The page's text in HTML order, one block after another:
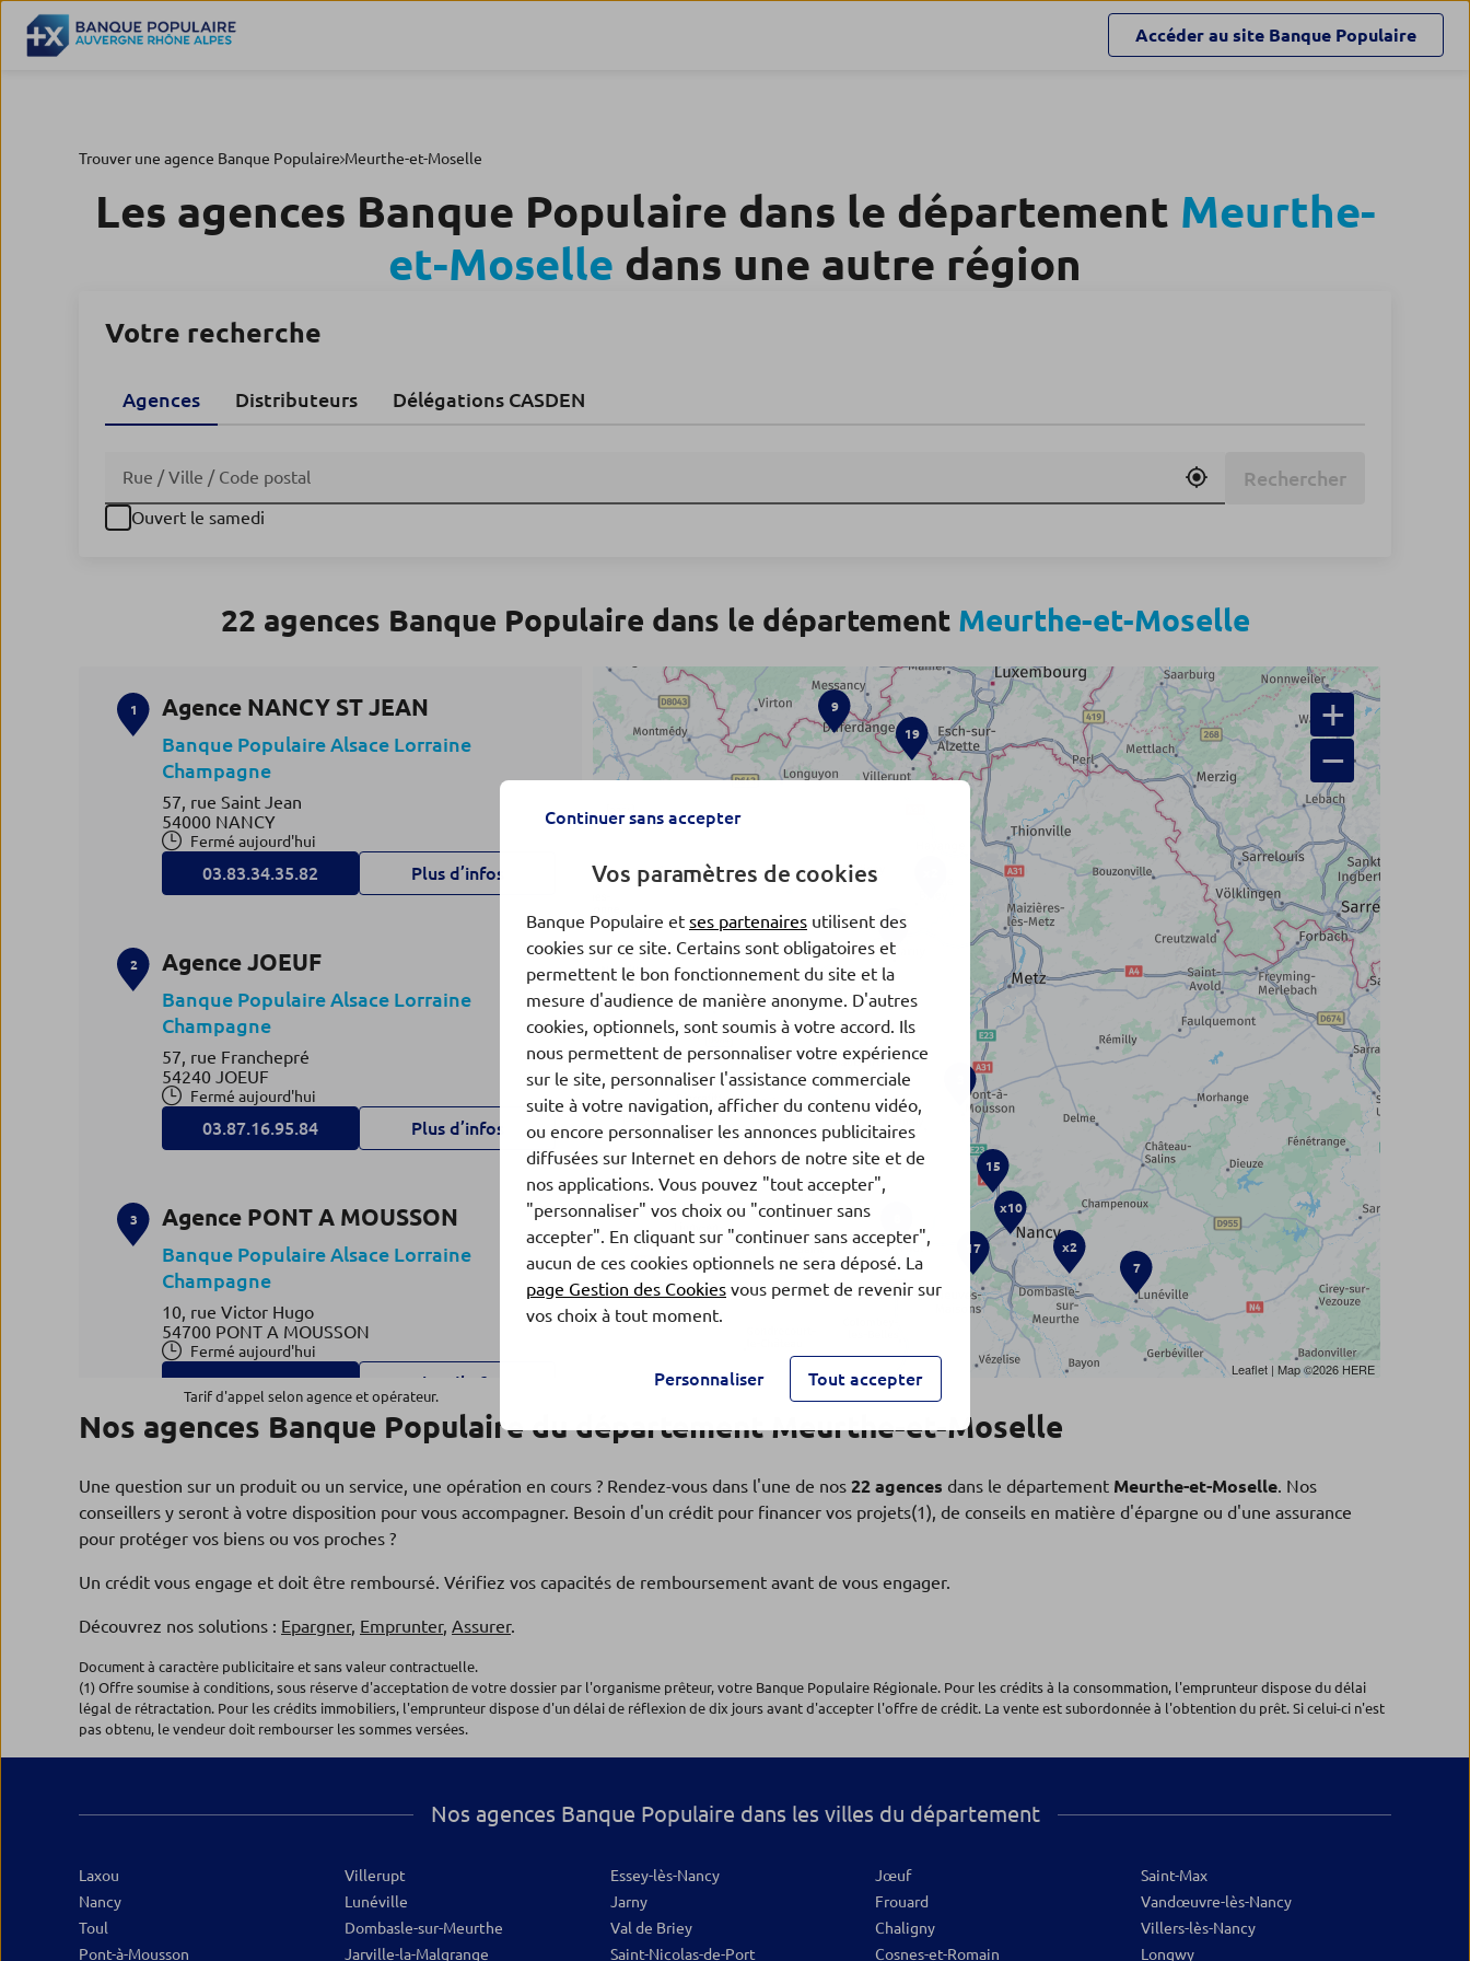
Accéder au site Banque Populaire
Trouver une agence Banque Populaire Meurthe-et-Moselle
Les agences Banque Populaire dans le département Meurthe-
et-Moselle dans une autre région
Votre recherche
Agences Distributeurs Délégations CASDEN
Utiliser ma position
Ouvert le samedi
Rechercher
22 agences Banque Populaire dans le département Meurthe-et-Moselle
1 Agence NANCY ST JEAN
Banque Populaire Alsace Lorraine
Champagne
57, rue Saint Jean
54000 NANCY
Fermé aujourd'hui
03.83.34.35.82 Plus d’infos
2 Agence JOEUF
Banque Populaire Alsace Lorraine
Champagne
57, rue Franchepré
54240 JOEUF
Fermé aujourd'hui
03.87.16.95.84 Plus d’infos
3 Agence PONT A MOUSSON
Banque Populaire Alsace Lorraine
Champagne
10, rue Victor Hugo
54700 PONT A MOUSSON
Fermé aujourd'hui
03.54.73.20.25 Plus d’infos
Banque Populaire Alsace Lorraine
Champagne
54000 NANCY
03.54.22.52.20 Plus d’infos
5 Agence NANCY TROIS MAISONS
Banque Populaire Alsace Lorraine
84, rue Charles Keller
19
9
16
7
17
15
x2
x10
+
−
Leaflet | Map ©2026 HERE
Tarif d'appel selon agence et opérateur.
Nos agences Banque Populaire du département Meurthe-et-Moselle
Une question sur un produit ou un service, une opération en cours ? Rendez-vous dans l'une de nos 22 agences dans le département Meurthe-et-Moselle. Nos
conseillers y seront à votre disposition pour vous accompagner. Besoin d'un crédit pour financer vos projets(1), de conseils en matière d'épargne ou d'une assurance
pour protéger vos biens ou vos proches ?
Un crédit vous engage et doit être remboursé. Vérifiez vos capacités de remboursement avant de vous engager.
Découvrez nos solutions : Epargner, Emprunter, Assurer.
Document à caractère publicitaire et sans valeur contractuelle.
(1) Offre soumise à conditions, sous réserve d'acceptation de votre dossier par l'organisme prêteur, votre Banque Populaire Régionale. Pour les crédits à la consommation, l'emprunteur dispose du délai
légal de rétractation. Pour les crédits immobiliers, l'emprunteur dispose d'un délai de réflexion de dix jours avant d'accepter l'offre de crédit. La vente est subordonnée à l'obtention du prêt. Si celui-ci n'est
pas obtenu, le vendeur doit rembourser les sommes versées.
Nos agences Banque Populaire dans les villes du département
Laxou
Nancy
Toul
Pont-à-Mousson
Villerupt
Lunéville
Dombasle-sur-Meurthe
Jarville-la-Malgrange
Essey-lès-Nancy
Jarny
Val de Briey
Saint-Nicolas-de-Port
Jœuf
Frouard
Chaligny
Cosnes-et-Romain
Saint-Max
Vandœuvre-lès-Nancy
Villers-lès-Nancy
Longwy
Continuer sans accepter
Vos paramètres de cookies
Banque Populaire et ses partenaires utilisent des
cookies sur ce site. Certains sont obligatoires et
permettent le bon fonctionnement du site et la
mesure d'audience de manière anonyme. D'autres
cookies, optionnels, sont soumis à votre accord. Ils
nous permettent de personnaliser votre expérience
sur le site, personnaliser l'assistance commerciale
suite à votre navigation, afficher du contenu vidéo,
ou encore personnaliser les annonces publicitaires
diffusées sur Internet en dehors de notre site et de
nos applications. Vous pouvez "tout accepter",
"personnaliser" vos choix ou "continuer sans
accepter". En cliquant sur "continuer sans accepter",
aucun de ces cookies optionnels ne sera déposé. La
page Gestion des Cookies vous permet de revenir sur
vos choix à tout moment.
Personnaliser Tout accepter